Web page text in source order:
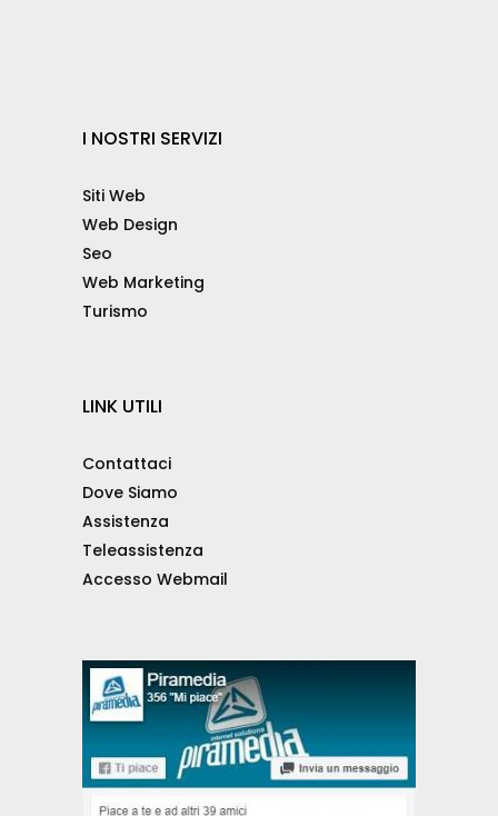
I NOSTRI SERVIZI
Siti Web
Web Design
Seo
Web Marketing
Turismo
LINK UTILI
Contattaci
Dove Siamo
Assistenza
Teleassistenza
Accesso Webmail